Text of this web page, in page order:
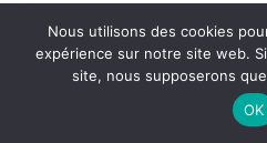
Nous utilisons des cookies
expérience sur notre site web.
site, nous supposerons
OK